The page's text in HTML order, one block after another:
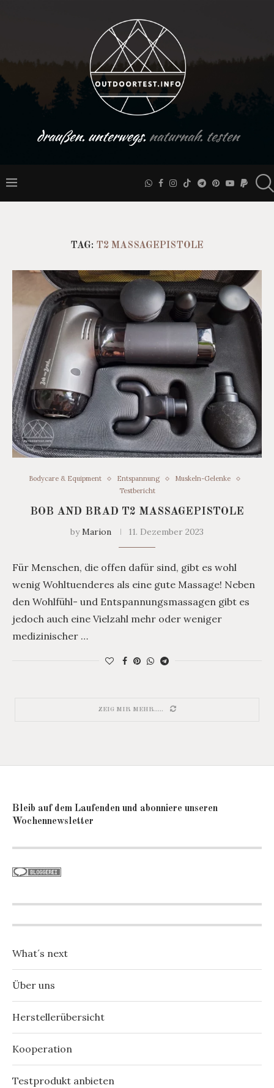
draußen. unterwegs.naturnah. testen
TAG: T2 MASSAGEPISTOLE
Bodycare & Equipment Entspannung
Muskeln-Gelenke
Testbericht
BOB AND BRAD T2 MASSAGEPISTOLE
byMarion 11. Dezember 2023
Für Menschen, die offen dafür sind, gibt es wohl
wenig Wohltuenderes als eine gute Massage! Neben
den Wohlfühl- und Entspannungsmassagen gibt es
jedoch auch eine Vielzahl mehr oder weniger
medizinischer …
ZEIG MIR MEHR.....
Bleib auf dem Laufenden und abonniere unseren
Wochennewsletter
What´s next
Über uns
Herstellerübersicht
Kooperation
Testprodukt anbieten